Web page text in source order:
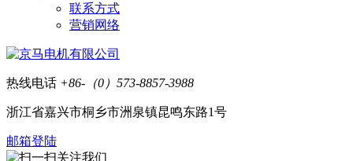
联系方式
营销网络
热线电话 +86-（0）573-8857-3988
浙江省嘉兴市桐乡市洲泉镇昆鸣东路1号
邮箱登陆